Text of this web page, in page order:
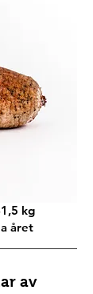
kg
året
av